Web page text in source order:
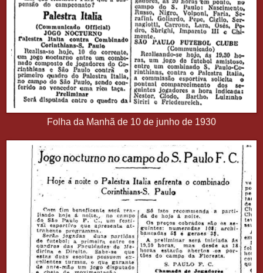
Folha da Manhã de 10 de junho de 1930